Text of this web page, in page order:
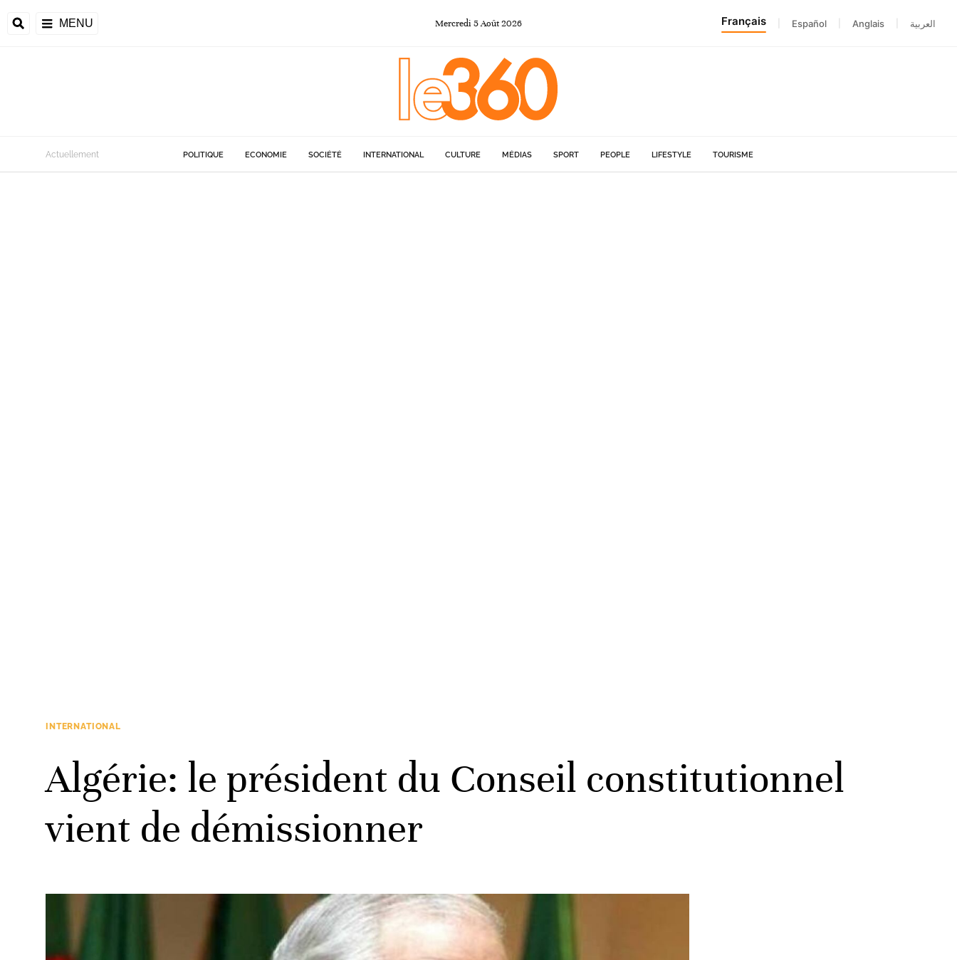
MENU Mercredi 5Août2026 Français Español Anglais العربية
Actuellement POLITIQUE ECONOMIE SOCIÉTÉ INTERNATIONAL CULTURE MÉDIAS SPORT PEOPLE LIFESTYLE TOURISME
INTERNATIONAL
Algérie: le président du Conseil constitutionnel
vient de démissionner